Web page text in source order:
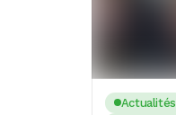
Actualités